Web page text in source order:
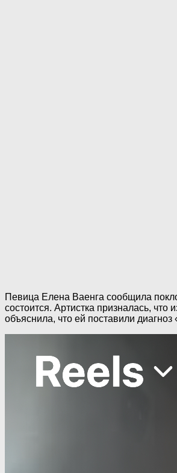
Певица Елена Ваенга сообщила
состоится. Артистка призналась,
объяснила, что ей поставили